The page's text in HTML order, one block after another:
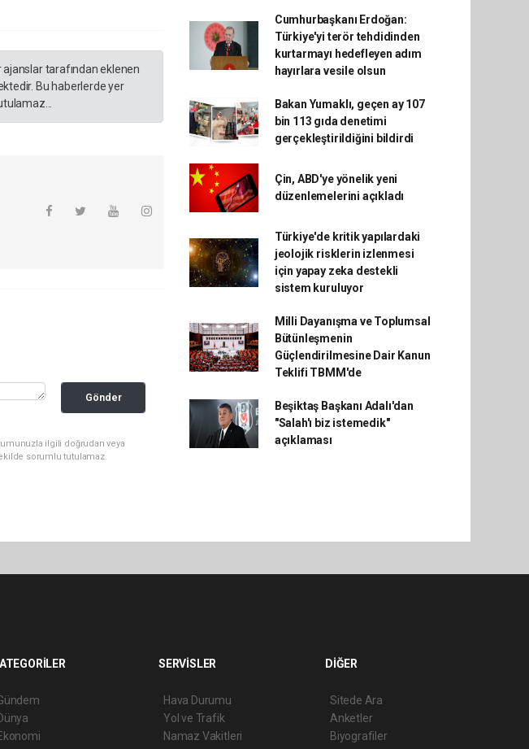
ajanslar tarafından eklenen
Bu haberlerde yer
Gönder
ilgili doğrudan veya
sorumlu tutulamaz.
Cumhurbaşkanı Erdoğan:
Türkiye'yi terör tehdidinden
kurtarmayı hedefleyen adım
hayırlara vesile olsun
Bakan Yumaklı, geçen ay 107
bin 113 gıda denetimi
gerçekleştirildiğini bildirdi
Çin, ABD'ye yönelik yeni
düzenlemelerini açıkladı
Türkiye'de kritik yapılardaki
jeolojik risklerin izlenmesi
için yapay zeka destekli
sistem kuruluyor
Milli Dayanışma ve Toplumsal
Bütünleşmenin
Güçlendirilmesine Dair Kanun
Teklifi TBMM'de
Beşiktaş Başkanı Adalı'dan
"Salah'ı biz istemedik"
açıklaması
SERVİSLER
Hava Durumu
Yol ve Trafik
Namaz Vakitleri
DİĞER
Sitede Ara
Anketler
Biyografiler